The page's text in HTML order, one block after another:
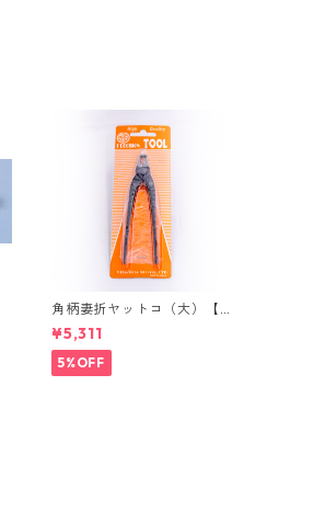
角柄妻折ヤットコ（大）【A
RT48510】
¥5,311
5%OFF